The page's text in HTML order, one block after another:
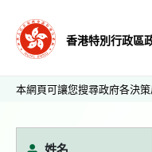
香港特別行政區
本網頁可讓您搜尋政府各決
姓名